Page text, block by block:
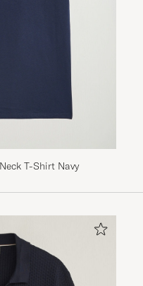
T-Shirt Navy